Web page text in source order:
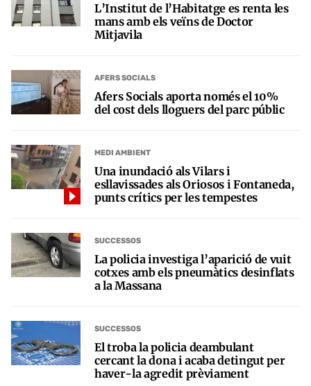
L’Institut de l’Habitatge es renta les
mans amb els veïns de Doctor
Mitjavila
AFERS SOCIALS
Afers Socials aporta només el 10%
del cost dels lloguers del parc públic
MEDI AMBIENT
Una inundació als Vilars i
esllavissades als Oriosos i Fontaneda,
punts crítics per les tempestes
SUCCESSOS
La policia investiga l’aparició de vuit
cotxes amb els pneumàtics desinflats
a la Massana
SUCCESSOS
El troba la policia deambulant
cercant la dona i acaba detingut per
haver-la agredit prèviament